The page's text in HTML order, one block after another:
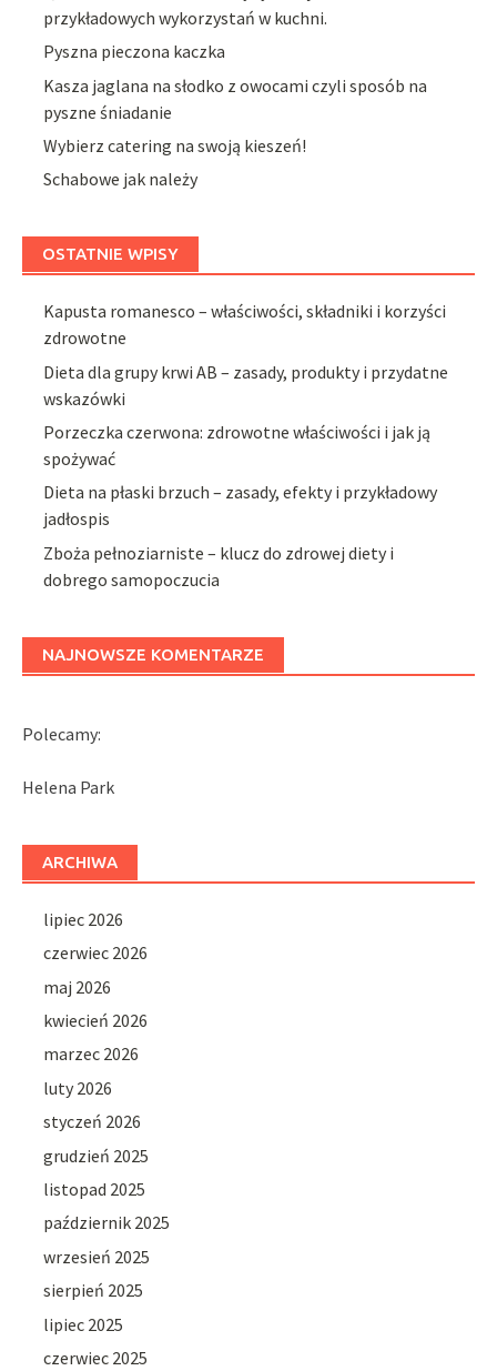
przykładowych wykorzystań w kuchni.
Pyszna pieczona kaczka
Kasza jaglana na słodko z owocami czyli sposób na
pyszne śniadanie
Wybierz catering na swoją kieszeń!
Schabowe jak należy
OSTATNIE WPISY
Kapusta romanesco – właściwości, składniki i korzyści
zdrowotne
Dieta dla grupy krwi AB – zasady, produkty i przydatne
wskazówki
Porzeczka czerwona: zdrowotne właściwości i jak ją
spożywać
Dieta na płaski brzuch – zasady, efekty i przykładowy
jadłospis
Zboża pełnoziarniste – klucz do zdrowej diety i
dobrego samopoczucia
NAJNOWSZE KOMENTARZE
Polecamy:
Helena Park
ARCHIWA
lipiec 2026
czerwiec 2026
maj 2026
kwiecień 2026
marzec 2026
luty 2026
styczeń 2026
grudzień 2025
listopad 2025
październik 2025
wrzesień 2025
sierpień 2025
lipiec 2025
czerwiec 2025